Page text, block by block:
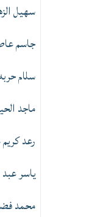
سهيل
جاسم
سلام
ماجد
رعد
ياسر
محمد